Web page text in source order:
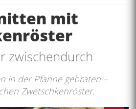
mit
zwischendurch
in der Pfanne gebraten –
Zwetschkenröster.